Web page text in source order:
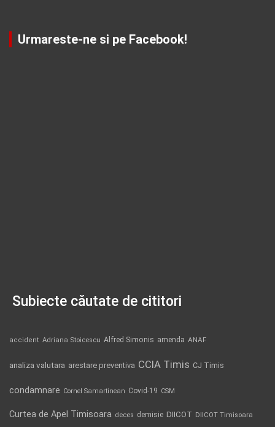
Urmareste-ne si pe Facebook!
Subiecte căutate de cititori
accident Adriana Stoicescu Alfred Simonis amenda ANAF
analiza valutara arestare preventiva CCIA Timis CJ Timis
condamnare Cornel Samartinean Covid-19 CSM
Curtea de Apel Timisoara deces demisie DIICOT DIICOT Timisoara